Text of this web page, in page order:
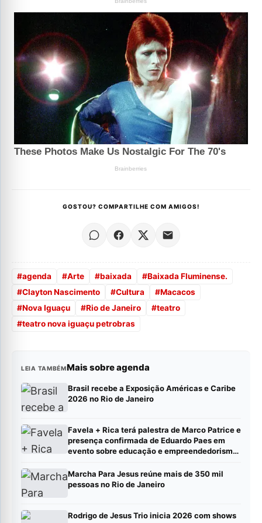
GOSTOU? COMPARTILHE COM AMIGOS!
#agenda #Arte #baixada #Baixada Fluminense.
#Clayton Nascimento #Cultura #Macacos
#Nova Iguaçu #Rio de Janeiro #teatro
#teatro nova iguaçu petrobras
LEIA TAMBÉMMais sobre agenda
Brasil recebe a Exposição Américas e Caribe
2026 no Rio de Janeiro
Favela + Rica terá palestra de Marco Patrice e
presença confirmada de Eduardo Paes em
evento sobre educação e empreendedorismo
Marcha Para Jesus reúne mais de 350 mil
pessoas no Rio de Janeiro
Rodrigo de Jesus Trio inicia 2026 com shows